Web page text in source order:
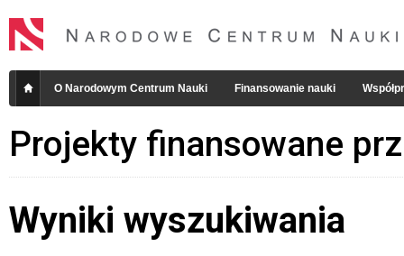
O Narodowym Centrum Nauki Finansowanie nauki
Projekty finansowane
Wyniki wyszukiwania